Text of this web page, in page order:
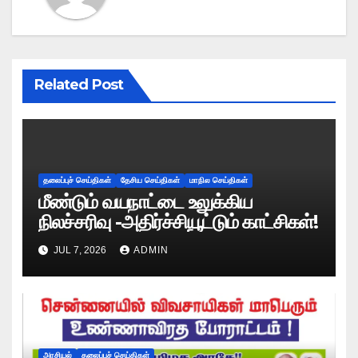
Related Post
தலைப்புச் செய்திகள் தேசிய செய்திகள் மாநில செய்திகள்
மீண்டும் வயநாட்டை உலுக்கிய
நிலச்சரிவு -அதிர்ச்சியூட்டும் காட்சிகள்!
JUL 7, 2026 ADMIN
அரசியல் தலைப்புச் செய்திகள்